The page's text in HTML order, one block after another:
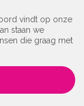
vindt op onze
staan we
die graag met